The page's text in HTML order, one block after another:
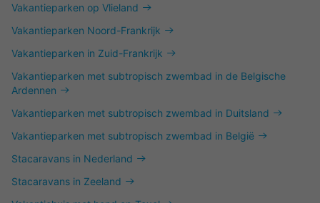
Vakantieparken op Vlieland
Vakantieparken Noord-Frankrijk
Vakantieparken in Zuid-Frankrijk
Vakantieparken met subtropisch zwembad in de Belgische
Ardennen
Vakantieparken met subtropisch zwembad in Duitsland
Vakantieparken met subtropisch zwembad in België
Stacaravans in Nederland
Stacaravans in Zeeland